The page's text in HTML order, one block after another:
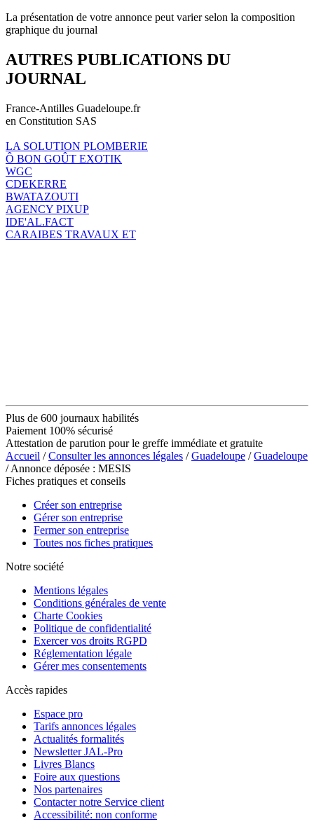
La présentation de votre annonce peut varier selon la composition
graphique du journal
AUTRES PUBLICATIONS DU
JOURNAL
France-Antilles Guadeloupe.fr
en Constitution SAS
LA SOLUTION PLOMBERIE
Ô BON GOÛT EXOTIK
WGC
CDEKERRE
BWATAZOUTI
AGENCY PIXUP
IDE'AL.FACT
CARAIBES TRAVAUX ET
Plus de 600 journaux habilités
Paiement 100% sécurisé
Attestation de parution pour le greffe immédiate et gratuite
Accueil /Consulter les annonces légales /Guadeloupe /Guadeloupe
/ Annonce déposée : MESIS
Fiches pratiques et conseils
Créer son entreprise
Gérer son entreprise
Fermer son entreprise
Toutes nos fiches pratiques
Notre société
Mentions légales
Conditions générales de vente
Charte Cookies
Politique de confidentialité
Exercer vos droits RGPD
Réglementation légale
Gérer mes consentements
Accès rapides
Espace pro
Tarifs annonces légales
Actualités formalités
Newsletter JAL-Pro
Livres Blancs
Foire aux questions
Nos partenaires
Contacter notre Service client
Accessibilité: non conforme